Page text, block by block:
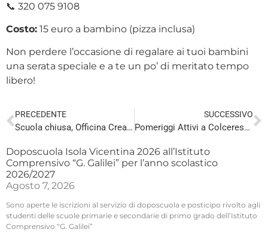
📞 320 075 9108
Costo: 15 euro a bambino (pizza inclusa)
Non perdere l’occasione di regalare ai tuoi bambini
una serata speciale e a te un po’ di meritato tempo
libero!
PRECEDENTE
Scuola chiusa, Officina Creativa aperta! – Aperture straordinarie per le vacanze di Carnevale
SUCCESSIVO
Pomeriggi Attivi a Colceresa: Buseta & Boton
Doposcuola Isola Vicentina 2026 all’Istituto
Comprensivo “G. Galilei” per l’anno scolastico
2026/2027
Agosto 7, 2026
Sono aperte le iscrizioni al servizio di doposcuola e posticipo rivolto agli
studenti delle scuole primarie e secondarie di primo grado dell’Istituto
Comprensivo “G. Galilei”